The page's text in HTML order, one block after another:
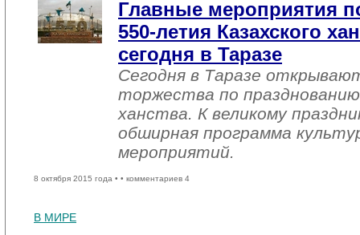
Главные мероприятия
550-летия Казахского
сегодня в Таразе
Сегодня в Таразе
торжества по
ханства. К великому
обширная программа
мероприятий.
8 октября 2015 года • • комментариев 4
В МИРЕ